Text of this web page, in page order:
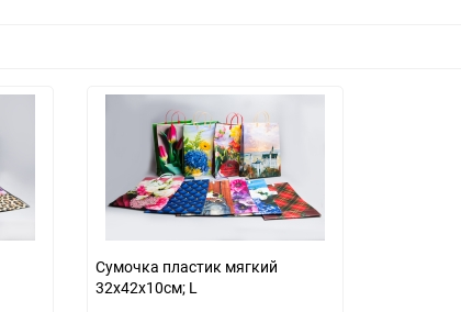
Сумочка пластик мягкий
32х42х10см; L